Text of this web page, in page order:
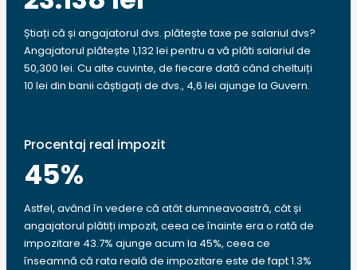
Știați că și angajatorul dvs. plătește taxe pe salariul dvs?
Angajatorul plătește 1,132 lei pentru a vă plăti salariul de
50,300 lei. Cu alte cuvinte, de fiecare dată când cheltuiți
10 lei din banii câștigați de dvs., 4,6 lei ajunge la Guvern.
Procentaj real impozit
45%
Astfel, având în vedere că atât dumneavoastră, cât și
angajatorul plătiți impozit, ceea ce înainte era o rată de
impozitare 43.7% ajunge acum la 45%, ceea ce
înseamnă că rata reală de impozitare este de fapt 1.3%